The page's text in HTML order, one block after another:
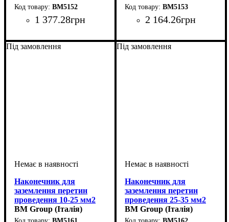
BM5152
1 377.28грн
наконечник
400-500
BM5153
2 164.26грн
наконечник
700
Під замовлення
Наконечник для
заземлення перетин
проведення 10-25 мм2
BM Group (Італія)
Під замовлення
Наконечник для
заземлення перетин
проведення 25-35 мм2
BM Group (Італія)